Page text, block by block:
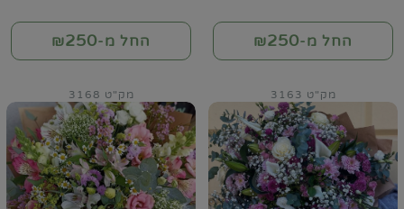
החל מ-₪250 החל מ-₪250
מק"ט 3163 מק"ט 3168